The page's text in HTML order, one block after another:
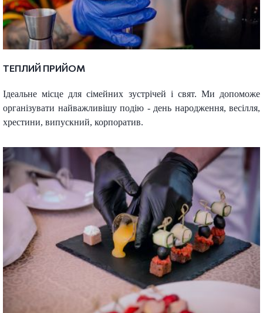
ТЕПЛИЙ ПРИЙОМ
Ідеальне місце для сімейних зустрічей і свят. Ми допоможе
організувати найважливішу подію - день народження, весілля,
хрестини, випускний, корпоратив.